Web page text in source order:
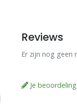
Reviews
Er zijn nog geen
Je